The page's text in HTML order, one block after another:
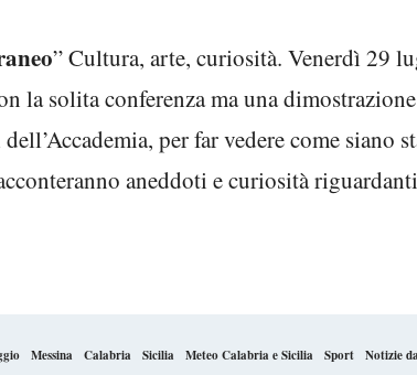
” Cultura, arte, curiosità. Venerdì 29
la solita conferenza ma una
per far vedere come siano
aneddoti e curiosità
Messina Calabria Sicilia Meteo Calabria e Sicilia Sport Notizie